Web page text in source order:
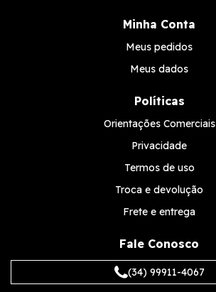
Minha Conta
Meus pedidos
Meus dados
Políticas
Orientações Comerciais
Privacidade
Termos de uso
Troca e devolução
Frete e entrega
Fale Conosco
(34) 99911-4067